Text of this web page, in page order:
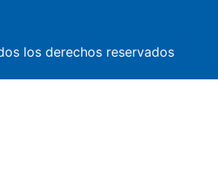
los derechos reservados